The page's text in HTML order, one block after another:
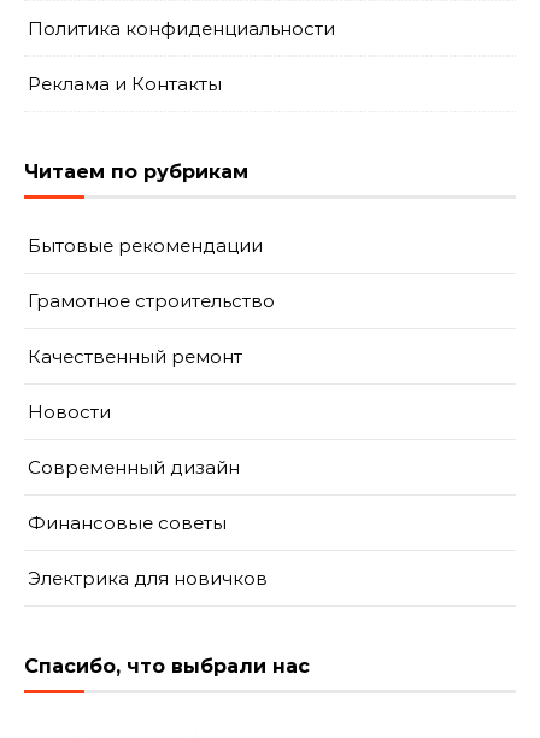
Политика конфиденциальности
Реклама и Контакты
Читаем по рубрикам
Бытовые рекомендации
Грамотное строительство
Качественный ремонт
Новости
Современный дизайн
Финансовые советы
Электрика для новичков
Спасибо, что выбрали нас